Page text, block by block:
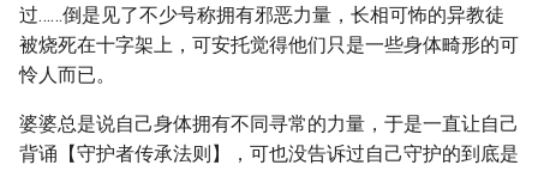
过……倒是见了不少号称拥有邪恶力量，长相可怖的异教徒
被烧死在十字架上，可安托觉得他们只是一些身体畸形的可
怜人而已。
婆婆总是说自己身体拥有不同寻常的力量，于是一直让自己
背诵【守护者传承法则】，可也没告诉过自己守护的到底是